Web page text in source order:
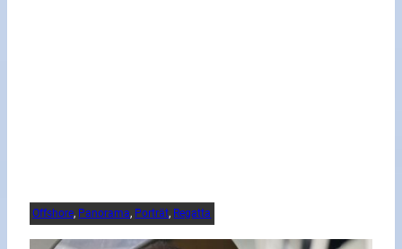
Offshore, Panorama, Porträt, Regatta